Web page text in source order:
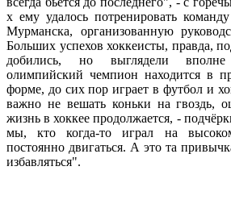
х ему удалось потренировать
Мурманска, организованную
Больших успехов хоккеисты, правда,
добились, но выглядели
олимпийский чемпион находится в
форме, до сих пор играет в футбол и
важно не вешать коньки на гвоздь,
жизнь в хоккее продолжается, -
мы, кто когда-то играл на
постоянно двигаться. А это та
избавляться".